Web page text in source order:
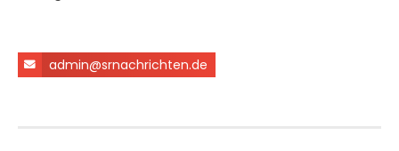
admin@srnachrichten.de